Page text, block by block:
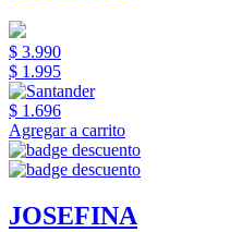
$ 3.990
$ 1.995
$ 1.696
Agregar a carrito
JOSEFINA